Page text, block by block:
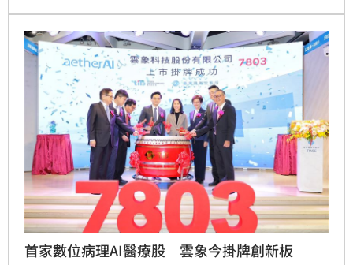
程最快11月18日下市。
首家數位病理AI醫療股 雲象今掛牌創新板